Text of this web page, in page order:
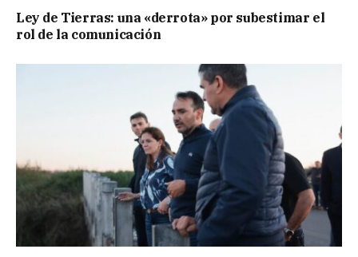
Ley de Tierras: una «derrota» por subestimar el
rol de la comunicación